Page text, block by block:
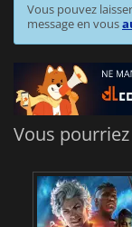
Vous pouvez
message en vous
Vous